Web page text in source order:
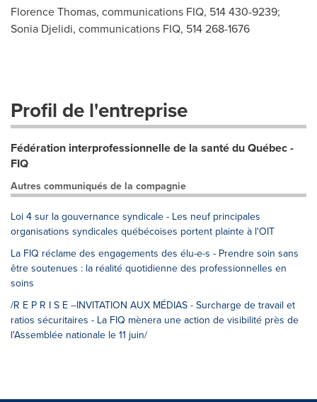
Florence Thomas, communications FIQ, 514 430-9239;
Sonia Djelidi, communications FIQ, 514 268-1676
Profil de l'entreprise
Fédération interprofessionnelle de la santé du Québec -
FIQ
Autres communiqués de la compagnie
Loi 4 sur la gouvernance syndicale - Les neuf principales
organisations syndicales québécoises portent plainte à l'OIT
La FIQ réclame des engagements des élu-e-s - Prendre soin sans
être soutenues : la réalité quotidienne des professionnelles en
soins
/R E P R I S E --INVITATION AUX MÉDIAS - Surcharge de travail et
ratios sécuritaires - La FIQ mènera une action de visibilité près de
l'Assemblée nationale le 11 juin/